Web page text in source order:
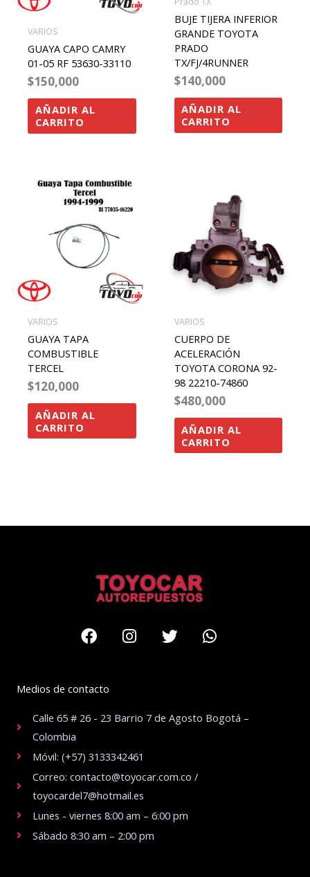
VARIOS
GUAYA CAPO CAMRY
01-05 RF 53630-33110
$150,000
AÑADIR AL
CARRITO
BUJE TIJERA INFERIOR
GRANDE TOYOTA
PRADO
TX/FJ/4RUNNER
$140,000
AÑADIR AL
CARRITO
VARIOS
GUAYA TAPA
COMBUSTIBLE
TERCEL
$120,000
AÑADIR AL
CARRITO
VARIOS
CUERPO DE
ACELERACIÓN
TOYOTA CORONA 92-
98 22210-74860
$480,000
AÑADIR AL
CARRITO
FacebookInstagram
TwitterWhatsapp
Medios de contacto
Calle 65 # 26 - 23 Barrio 7 de Agosto Bogotá –
Colombia
Móvil: (+57) 3133342461
Correo: contacto@toyocar.com.co /
toyocardel7@hotmail.es
Lunes - viernes 8:00 am – 6:00 pm
Sábado 8:30 am – 2:00 pm